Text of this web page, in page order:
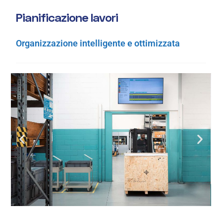
Pianificazione lavori
Organizzazione intelligente e ottimizzata